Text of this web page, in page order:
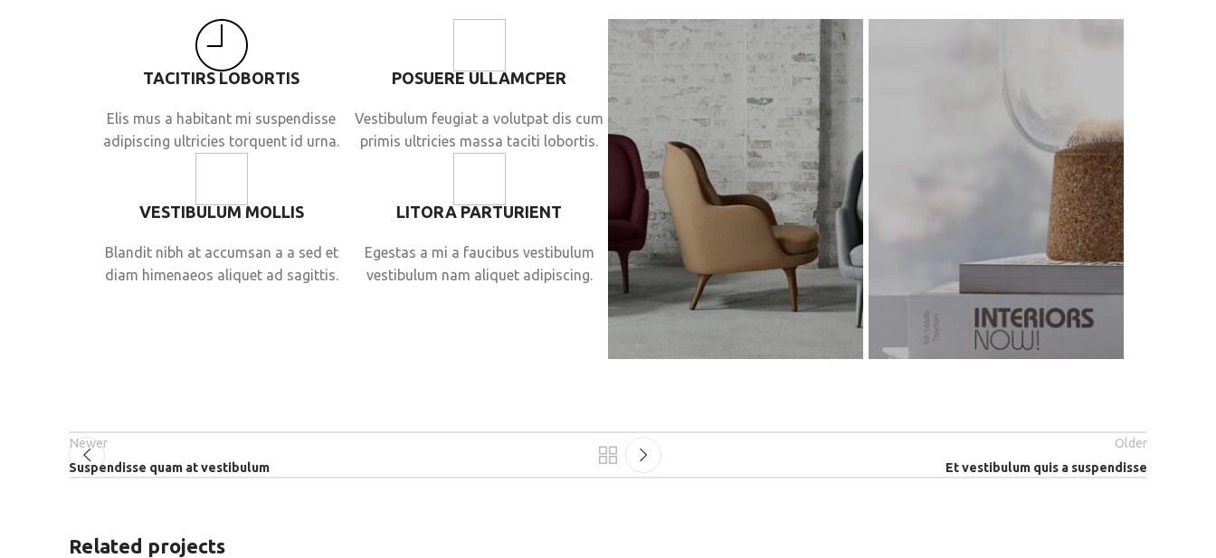
TACITIRS LOBORTIS
Elis mus a habitant mi suspendisse
adipiscing ultricies torquent id urna.
VESTIBULUM MOLLIS
Blandit nibh at accumsan a a sed et
diam himenaeos aliquet ad sagittis.
POSUERE ULLAMCPER
Vestibulum feugiat a volutpat dis cum
primis ultricies massa taciti lobortis.
LITORA PARTURIENT
Egestas a mi a faucibus vestibulum
vestibulum nam aliquet adipiscing.
Newer
Suspendisse quam at vestibulum
Older
Et vestibulum quis a suspendisse
Related projects